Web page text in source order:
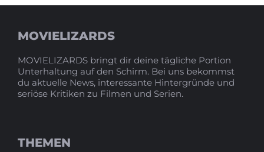
MOVIELIZARDS
MOVIELIZARDS bringt dir deine tägliche Portion
Unterhaltung auf den Schirm. Bei uns bekommst
du aktuelle News, interessante Hintergründe und
seriöse Kritiken zu Filmen und Serien.
THEMEN